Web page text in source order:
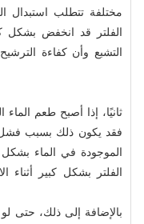
مختلفة تتطلب استبدال
الفلتر قد انخفض بشكل
التشبع وأن كفاءة
ثانيًا، إذا أصبح طعم
فقد يكون ذلك بسبب فشل
الموجودة في الماء
الفلتر بشكل كبير أثناء
بالإضافة إلى ذلك، حتى